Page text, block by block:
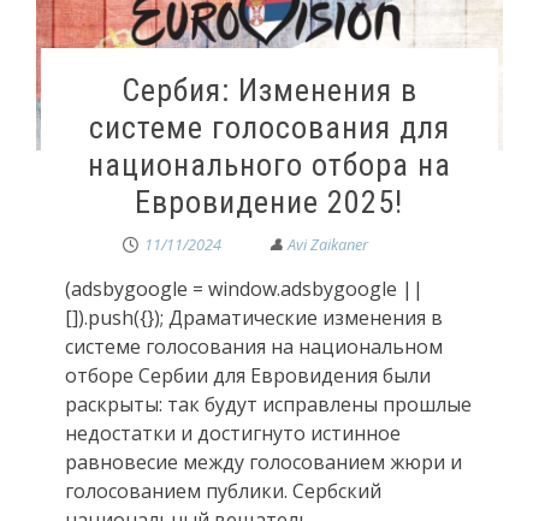
Сербия: Изменения в
системе голосования для
национального отбора на
Евровидение 2025!
11/11/2024
(adsbygoogle = window.adsbygoogle ||
[]).push({}); Драматические изменения в
системе голосования на национальном
отборе Сербии для Евровидения были
раскрыты: так будут исправлены прошлые
недостатки и достигнуто истинное
равновесие между голосованием жюри и
голосованием публики. Сербский